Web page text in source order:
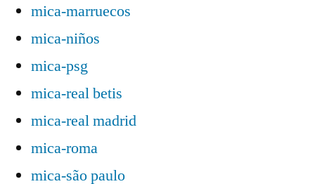
mica-marruecos
mica-niños
mica-psg
mica-real betis
mica-real madrid
mica-roma
mica-são paulo